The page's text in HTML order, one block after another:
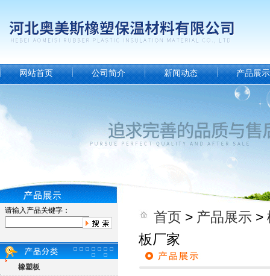
网站首页 公司简介 新闻动态 产品展示
请输入产品关键字：
橡塑板
首页 > 产品展示 >
板厂家